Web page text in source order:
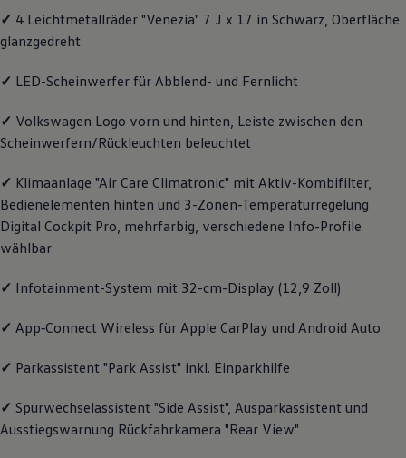
Volkswagen Kundenbetreuung
Digitale Betriebsanleitung
Live Beratung
Lifestyle
Transport
Familie
Volkswagen R
Pannen- und Unfallhilfe
Volkswagen Kundenbetreuung
✓ 4 Leichtmetallräder "Venezia" 7 J x 17 in Schwarz, Oberfläche
glanzgedreht
✓ LED-Scheinwerfer für Abblend- und Fernlicht
✓ Volkswagen Logo vorn und hinten, Leiste zwischen den
Scheinwerfern/Rückleuchten beleuchtet
✓ Klimaanlage "Air Care Climatronic" mit Aktiv-Kombifilter,
Bedienelementen hinten und 3-Zonen-Temperaturregelung
Digital Cockpit Pro, mehrfarbig, verschiedene Info-Profile
wählbar
✓ Infotainment-System mit 32-cm-Display (12,9 Zoll)
✓ App‑Connect Wireless für Apple CarPlay und Android Auto
✓ Parkassistent "Park Assist" inkl. Einparkhilfe
✓ Spurwechselassistent "Side Assist", Ausparkassistent und
Ausstiegswarnung Rückfahrkamera "Rear View"